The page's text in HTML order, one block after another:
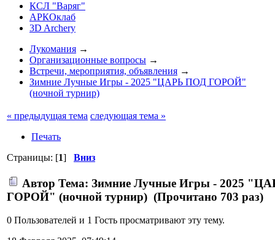
КСЛ "Варяг"
АРКОклаб
3D Archery
Лукомания →
Организационные вопросы →
Встречи, мероприятия, объявления →
Зимние Лучные Игры - 2025 "ЦАРЬ ПОД ГОРОЙ"
(ночной турнир)
« предыдущая тема следующая тема »
Печать
Страницы: [1] Вниз
Автор Тема: Зимние Лучные Игры - 2025
ГОРОЙ" (ночной турнир) (Прочитано 703 раз)
0 Пользователей и 1 Гость просматривают эту тему.